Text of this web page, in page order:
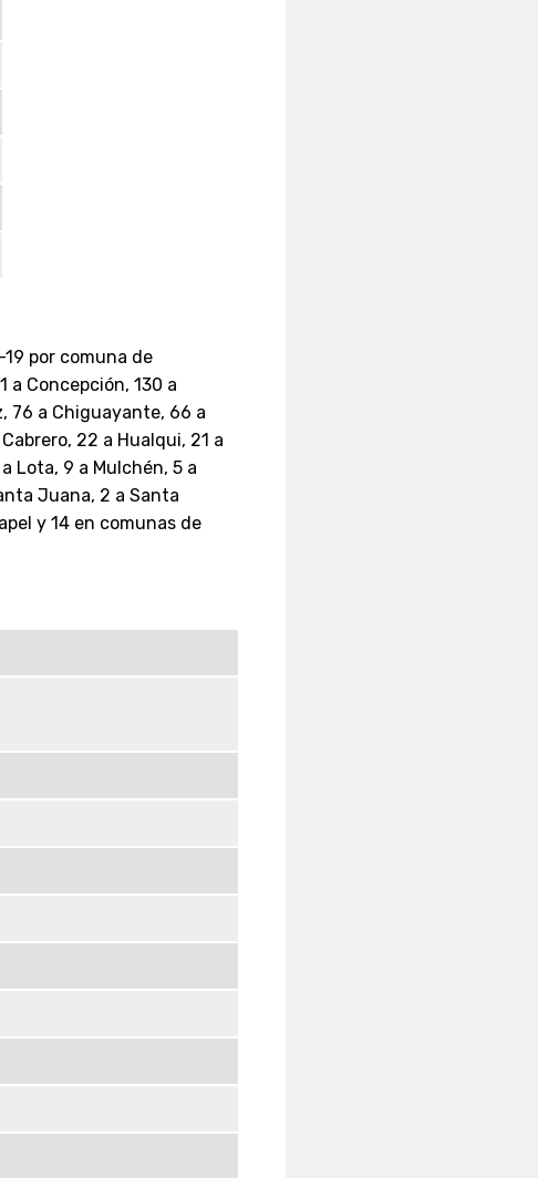
por comuna de
a Concepción, 130 a
76 a Chiguayante, 66 a
22 a Hualqui, 21 a
Lota, 9 a Mulchén, 5 a
Juana, 2 a Santa
y 14 en comunas de